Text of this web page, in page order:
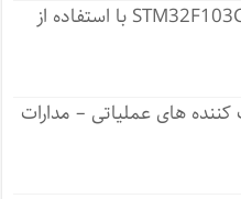
پروگرم کردن بورد STM32F103C8 با استفاده از
های عملیاتی – مدارات